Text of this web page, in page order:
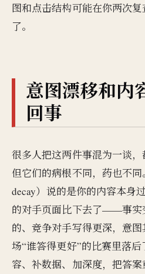
图和点击结构可能在你两次
了。
意图漂移和内
回事
很多人把这两件事混为一谈，
但它们的病根不同，药也不
decay）说的是你的内容本身
的对手页面比下去了——事实
的、竞争对手写得更深，意
场“谁答得更好”的比赛里落
容、补数据、加深度，把答案